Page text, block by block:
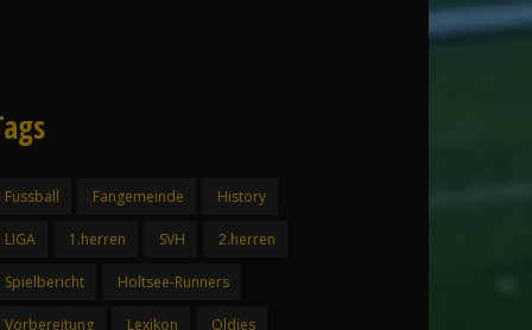
Fussball Fangemeinde History
LIGA 1.herren SVH 2.herren
Spielbericht Holtsee-Runners
Vorbereitung Lexikon Oldies